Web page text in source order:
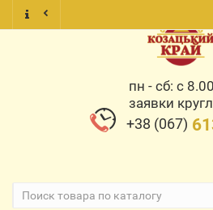
пн - сб: с
заявки
+38 (067)